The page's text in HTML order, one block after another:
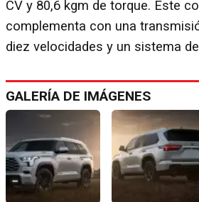
CV y 80,6 kgm de torque. Este
complementa con una
diez velocidades y un sistema
GALERÍA DE IMÁGENES